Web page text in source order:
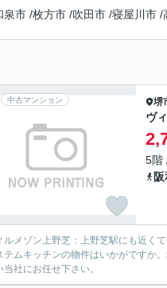
泉市 /枚方市 /吹田市 /寝屋川市 /
中古マンション 堺
ヴ
5階
ルメゾン上野芝：上野芝駅にも近く
テムキッチンの物件はいかがですか
当社にお任せ下さい。